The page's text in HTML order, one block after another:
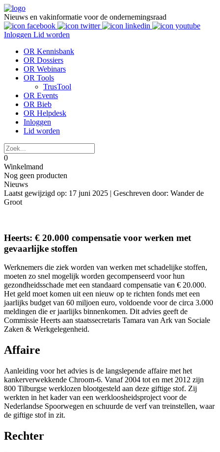
Nieuws en vakinformatie voor de ondernemingsraad
Inloggen Lid worden
OR Kennisbank
OR Dossiers
OR Webinars
OR Tools
TrusTool
OR Events
OR Bieb
OR Helpdesk
Inloggen
Lid worden
0
Winkelmand
Nog geen producten
Nieuws
Laatst gewijzigd op: 17 juni 2025 | Geschreven door: Wander de
Groot
Heerts: € 20.000 compensatie voor werken met
gevaarlijke stoffen
Werknemers die ziek worden van werken met schadelijke stoffen,
moeten zo snel mogelijk worden gecompenseerd voor hun
gezondheidsschade met een standaard compensatie van € 20.000.
Het geld moet komen uit een nieuw op te richten fonds met een
jaarlijks budget van 60 miljoen euro, voldoende voor de circa 3.000
meldingen die er jaarlijks binnenkomen. Dit advies geeft de
Commissie Heerts aan staatssecretaris Tamara van Ark van Sociale
Zaken & Werkgelegenheid.
Affaire
Aanleiding voor het advies is de langslepende affaire met het
kankerverwekkende Chroom-6. Vanaf 2004 tot en met 2012 zijn
800 Tilburgse werklozen blootgesteld aan deze giftige stof. Zij
werkten in het kader van een werkloosheidsproject voor de
Nederlandse Spoorwegen en schuurde de verf van treinstellen, waar
de giftige stof in zit.
Rechter